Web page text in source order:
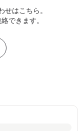
はこちら。
できます。